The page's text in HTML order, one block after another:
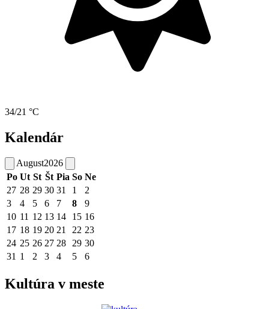
34/21 °C
Kalendár
August2026
Po Ut St Št Pia So Ne
27 28 29 30 31 1
2
3
4 5 6 7 8
9
10 11 12 13 14 15 16
17 18 19 20 21 22 23
24 25 26 27 28 29 30
31 1 2 3 4 5 6
Kultúra v meste